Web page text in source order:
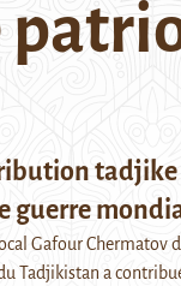
tadjike
guerre
Gafour
Tadjikistan a